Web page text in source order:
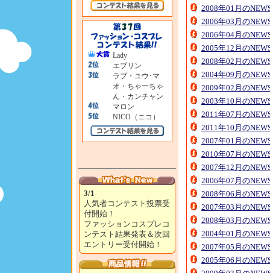
Lady
エブリン
ラブ・ユウ･マ
オ・ちゃーちゃ
ん・カンチャン
マロン
NICO（ニコ）
3/1
人気者コンテスト投票受
付開始！
ファッションコスプレコ
ンテスト結果発表＆次回
エントリー受付開始！
2008年01月の
2006年03月の
2006年04月の
2005年12月の
2008年02月の
2004年09月の
2009年02月の
2003年10月の
2011年07月の
2011年10月の
2007年01月の
2010年07月の
2007年12月の
2006年07月の
2008年06月の
2007年03月の
2008年03月の
2004年01月の
2007年05月の
2005年06月の